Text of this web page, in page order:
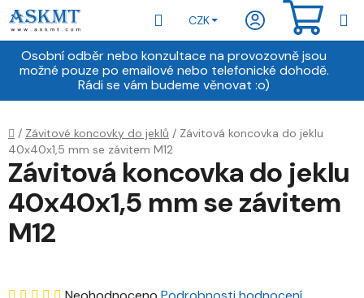
Přejít
na
obsah
Osobní odběr nebo konzultace na provozovně jsou
možné pouze po emailové nebo telefonické dohodě.
Rádi se vám budeme věnovat :o)
Hledat
CZK
Domů
/ Závitové koncovky do jeklů / Závitová koncovka do jeklu
40x40x1,5 mm se závitem M12
Závitová koncovka do jeklu
40x40x1,5 mm se závitem
M12
Průměrné